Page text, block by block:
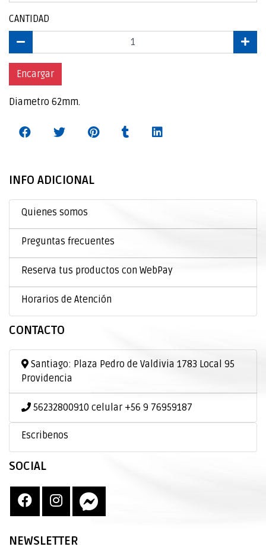
CANTIDAD
Encargar
Diametro 62mm.
INFO ADICIONAL
Quienes somos
Preguntas frecuentes
Reserva tus productos con WebPay
Horarios de Atención
CONTACTO
Santiago: Plaza Pedro de Valdivia 1783 Local 95
Providencia
56232800910 celular +56 9 76959187
Escribenos
SOCIAL
NEWSLETTER